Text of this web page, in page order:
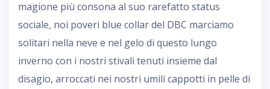
magione più consona al suo rarefatto status
sociale, noi poveri blue collar del DBC marciamo
solitari nella neve e nel gelo di questo lungo
inverno con i nostri stivali tenuti insieme dal
disagio, arroccati nei nostri umili cappotti in pelle di